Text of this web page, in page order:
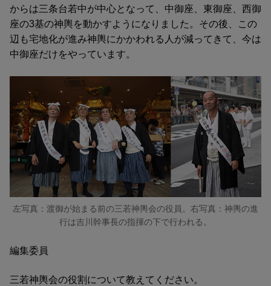
からは三条台若中が中心となって、中御座、東御座、西御
座の3基の神輿を動かすようになりました。その後、この
辺も宅地化が進み神輿にかかわれる人が減ってきて、今は
中御座だけをやっています。
左写真：渡御が始まる前の三若神輿会の役員。右写真：神輿の進
行は吉川幹事長の指揮の下で行われる。
編集委員
三若神輿会の役割について教えてください。